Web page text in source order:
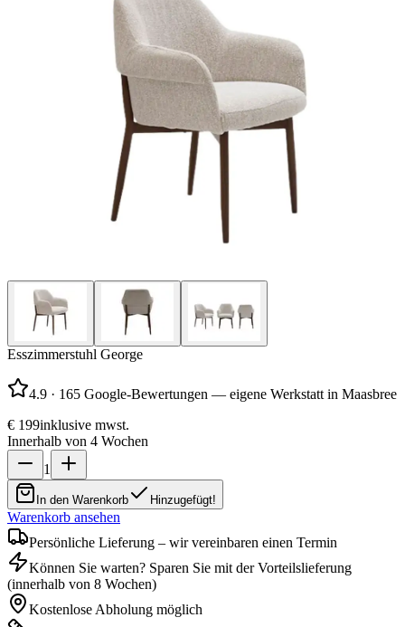
Esszimmerstuhl George
4.9 · 165 Google-Bewertungen — eigene Werkstatt in Maasbree
€ 199inklusive mwst.
Innerhalb von 4 Wochen
1
In den Warenkorb Hinzugefügt!
Warenkorb ansehen
Persönliche Lieferung – wir vereinbaren einen Termin
Können Sie warten? Sparen Sie mit der Vorteilslieferung
(innerhalb von 8 Wochen)
Kostenlose Abholung möglich